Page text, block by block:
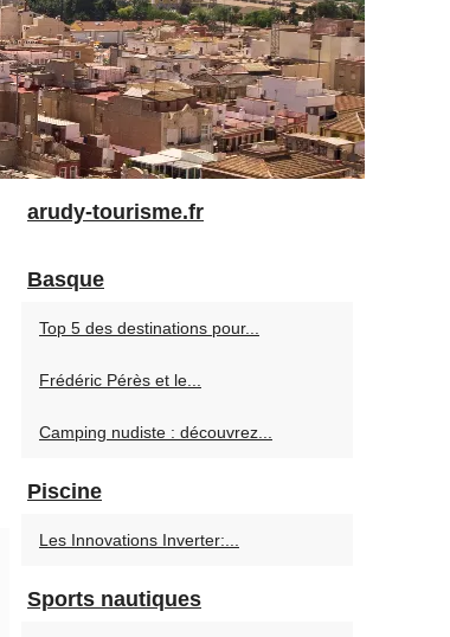
arudy-tourisme.fr
Basque
Top 5 des destinations pour...
Frédéric Pérès et le...
Camping nudiste : découvrez...
Piscine
Les Innovations Inverter:...
Sports nautiques